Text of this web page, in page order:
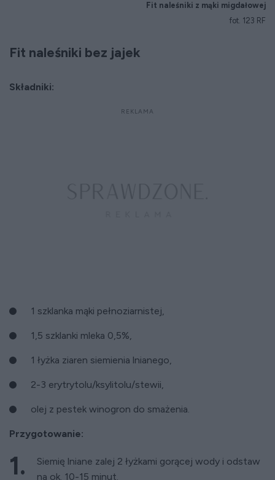
Fit naleśniki z mąki migdałowej
fot. 123 RF
Fit naleśniki bez jajek
Składniki:
1 szklanka mąki pełnoziarnistej,
1,5 szklanki mleka 0,5%,
1 łyżka ziaren siemienia lnianego,
2-3 erytrytolu/ksylitolu/stewii,
olej z pestek winogron do smażenia.
Przygotowanie:
Siemię lniane zalej 2 łyżkami gorącej wody i odstaw
na ok. 10-15 minut.